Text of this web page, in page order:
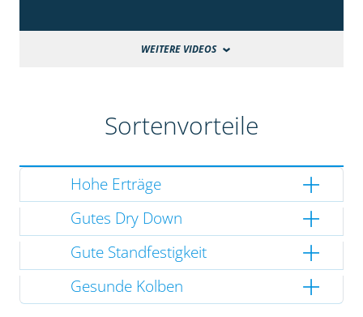
WEITERE VIDEOS
Sortenvorteile
Hohe Erträge
Gutes Dry Down
Gute Standfestigkeit
Gesunde Kolben